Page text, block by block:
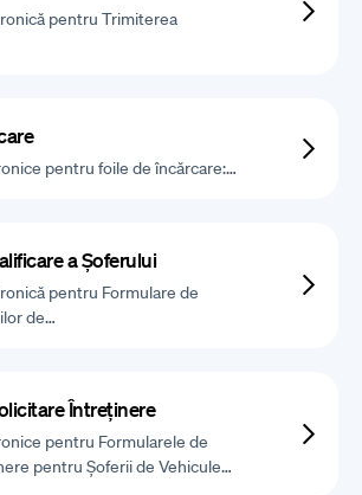
pentru Trimiterea
pentru foile de încărcare:…
a Șoferului
pentru Formulare de
de…
Întreținere
pentru Formularele de
pentru Șoferii de Vehicule…